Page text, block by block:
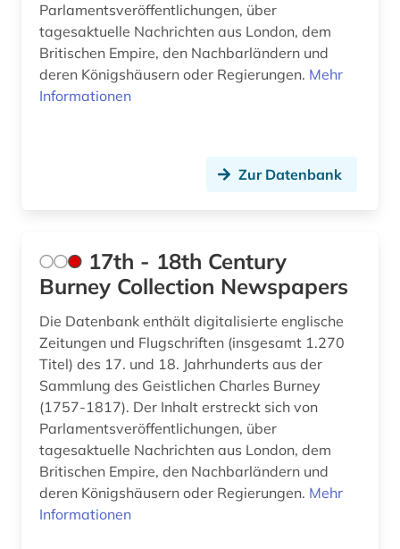
arbeitslosigkeit (1)
arbeitsmarkt (2)
arbeitssoziologie (1)
architektur (5)
architekturgeschichte (1)
archiv (37)
archiv der new york times (1)
archivalien (2)
archive (2)
Schweiz (70)
Serbien (13)
Spanien (34)
Suedasien (8)
Suedostasien (18)
Suedosteuropa (22)
Thueringen (11)
Tschechische Republik (14)
Tuerkei (12)
USA (89)
Parlamentsveröffentlichungen, über
tagesaktuelle Nachrichten aus London, dem
Britischen Empire, den Nachbarländern und
deren Königshäusern oder Regierungen. Mehr
Informationen
Zur Datenbank
17th - 18th Century
Burney Collection Newspapers
Die Datenbank enthält digitalisierte englische
Zeitungen und Flugschriften (insgesamt 1.270
Titel) des 17. und 18. Jahrhunderts aus der
Sammlung des Geistlichen Charles Burney
(1757-1817). Der Inhalt erstreckt sich von
Parlamentsveröffentlichungen, über
tagesaktuelle Nachrichten aus London, dem
Britischen Empire, den Nachbarländern und
deren Königshäusern oder Regierungen. Mehr
Informationen